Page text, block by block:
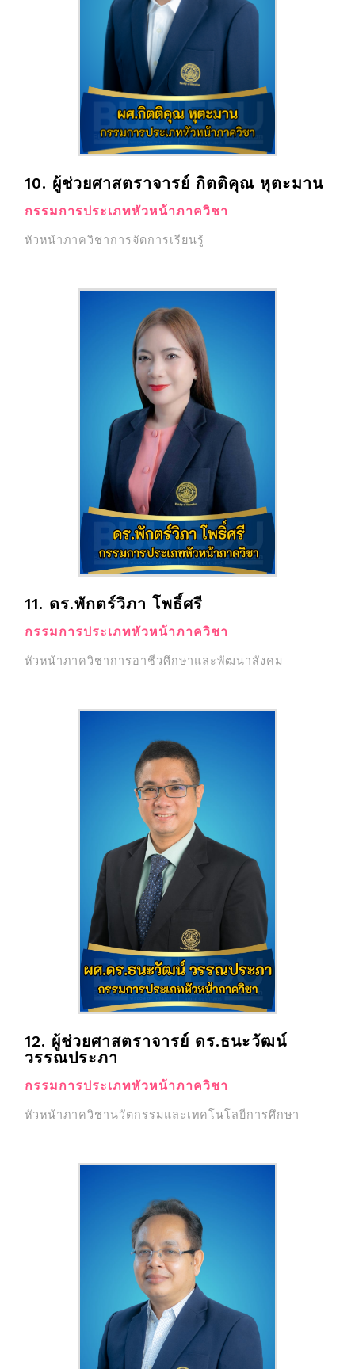
10. ผู้ช่วยศาสตราจารย์ กิตติคุณ หุตะมาน
กรรมการประเภทหัวหน้าภาควิชา
หัวหน้าภาควิชาการจัดการเรียนรู้
11. ดร.พักตร์วิภา โพธิ์ศรี
กรรมการประเภทหัวหน้าภาควิชา
หัวหน้าภาควิชาการอาชีวศึกษาและพัฒนาสังคม
12. ผู้ช่วยศาสตราจารย์ ดร.ธนะวัฒน์
วรรณประภา
กรรมการประเภทหัวหน้าภาควิชา
หัวหน้าภาควิชานวัตกรรมและเทคโนโลยีการศึกษา